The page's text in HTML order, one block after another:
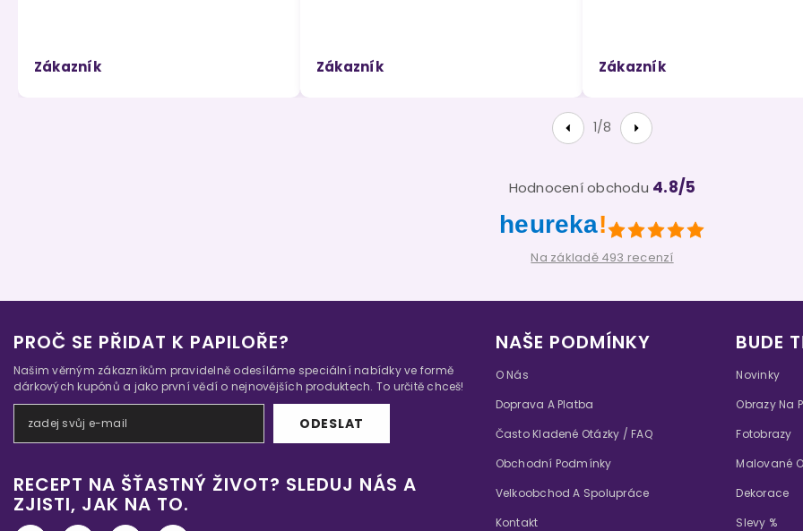
Zákazník Zákazník Zákazník
1/8
Hodnocení obchodu 4.8/5
heureka!
Na základě 493 recenzí
PROČ SE PŘIDAT K PAPILOŘE?
Našim věrným zákazníkům pravidelně odesíláme speciální nabídky ve formě
dárkových kupónů a jako první vědí o nejnovějších produktech. To určitě chceš!
ODESLAT
RECEPT NA ŠŤASTNÝ ŽIVOT? SLEDUJ NÁS A
ZJISTI, JAK NA TO.
NAŠE PODMÍNKY
O Nás
Doprava A Platba
Často Kladené Otázky / FAQ
Obchodní Podmínky
Velkoobchod A Spolupráce
Kontakt
BUDE
Novinky
Obrazy Na
Fotobrazy
Malované
Dekorace
Slevy %